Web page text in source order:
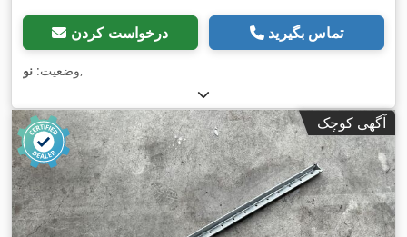
درخواست کردن تماس بگیرید
وضعیت: نو ,
آگهی کوچک